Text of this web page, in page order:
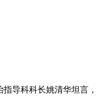
导科科长姚清华坦言，